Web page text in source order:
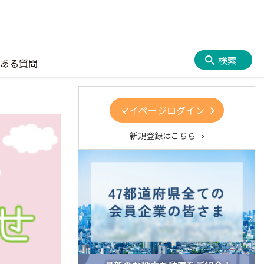
る質問 検索
マイページログイン
新規登録はこちら